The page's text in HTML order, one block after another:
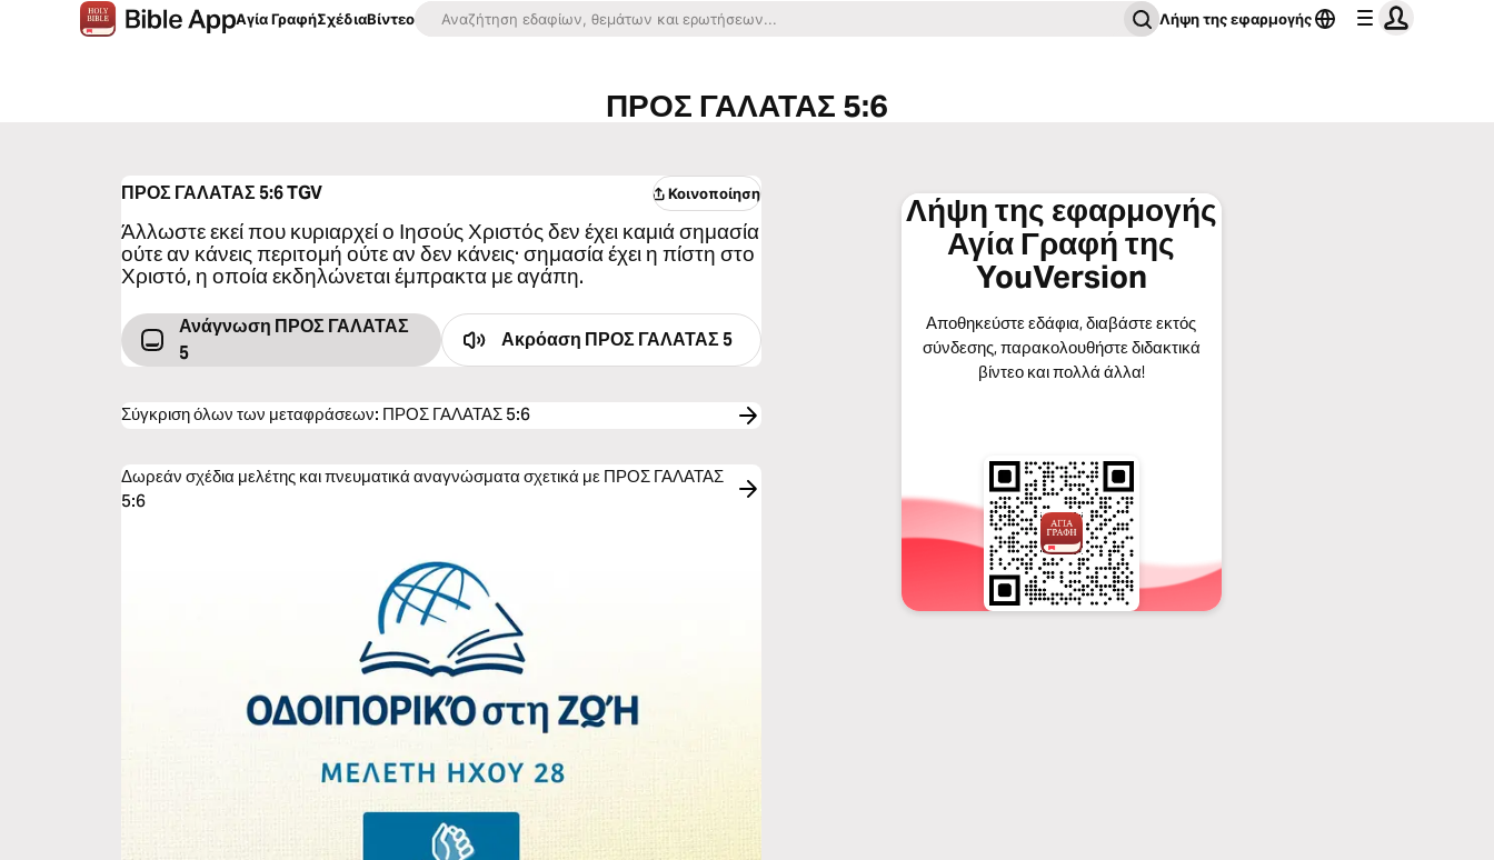
Αγία ΓραφήΣχέδιαΒίντεο Λήψη της εφαρμογής
ΠΡΟΣ ΓΑΛΑΤΑΣ 5:6
ΠΡΟΣ ΓΑΛΑΤΑΣ 5:6TGV Κοινοποίηση
Άλλωστε εκεί που κυριαρχεί ο Ιησούς Χριστός δεν έχει καμιά σημασία
ούτε αν κάνεις περιτομή ούτε αν δεν κάνεις· σημασία έχει η πίστη στο
Χριστό, η οποία εκδηλώνεται έμπρακτα με αγάπη.
Ανάγνωση ΠΡΟΣ ΓΑΛΑΤΑΣ
5
Ακρόαση ΠΡΟΣ ΓΑΛΑΤΑΣ 5
Σύγκριση όλων των μεταφράσεων: ΠΡΟΣ ΓΑΛΑΤΑΣ 5:6
Δωρεάν σχέδια μελέτης και πνευματικά αναγνώσματα σχετικά με ΠΡΟΣ ΓΑΛΑΤΑΣ
5:6
Λήψη της εφαρμογής
Αγία Γραφή της
YouVersion
Αποθηκεύστε εδάφια, διαβάστε εκτός
σύνδεσης, παρακολουθήστε διδακτικά
βίντεο και πολλά άλλα!